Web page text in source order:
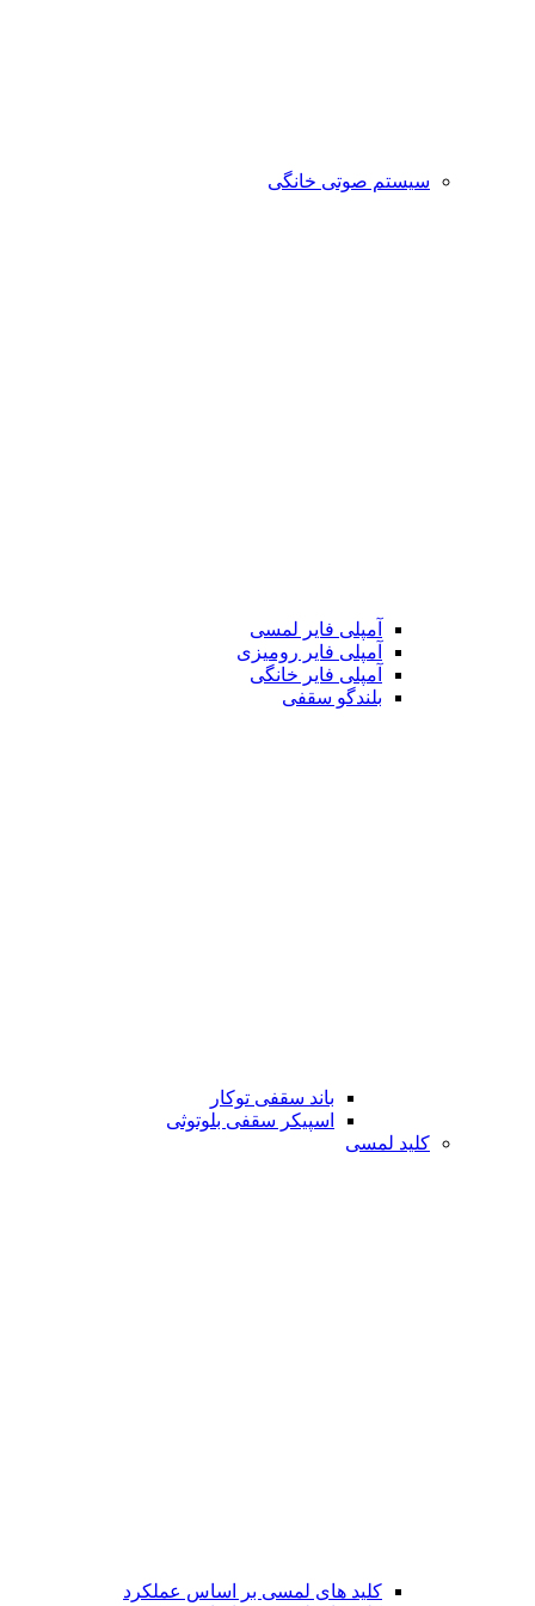
سیستم صوتی خانگی
آمپلی فایر لمسی
آمپلی فایر رومیزی
آمپلی فایر خانگی
بلندگو سقفی
باند سقفی توکار
اسپیکر سقفی بلوتوثی
کلید لمسی
کلید های لمسی بر اساس عملکرد